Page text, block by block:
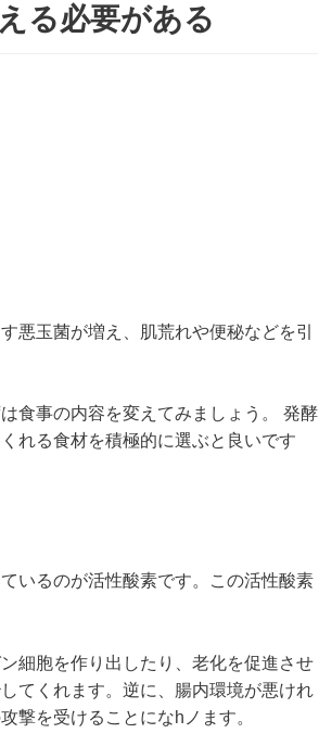
る必要がある
悪玉菌が増え、肌荒れや便秘などを引
食事の内容を変えてみましょう。 発酵
れる食材を積極的に選ぶと良いです
いるのが活性酸素です。この活性酸素
細胞を作り出したり、老化を促進させ
てくれます。逆に、腸内環境が悪けれ
撃を受けることになhノます。